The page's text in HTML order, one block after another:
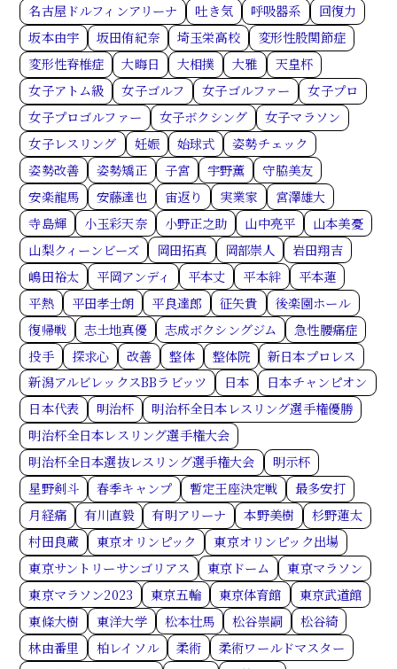
名古屋ドルフィンアリーナ
吐き気 呼吸器系
回復力
坂本由宇
坂田侑紀奈 埼玉栄高校
変形性股関節症
変形性脊椎症
大晦日 大相撲 大雅
天皇杯
女子アトム級
女子ゴルフ 女子ゴルファー
女子プロ
女子プロゴルファー
女子ボクシング
女子マラソン
女子レスリング
妊娠 始球式
姿勢チェック
姿勢改善
姿勢矯正 子宮 宇野薫
守脇美友
安楽龍馬
安藤達也 宙返り 実業家
宮澤雄大
寺島輝
小玉彩天奈 小野正之助 山中亮平
山本美憂
山梨クィーンビーズ
岡田拓真 岡部崇人
岩田翔吉
嶋田裕太
平岡アンディ 平本丈 平本絆
平本蓮
平熱
平田孝士朗 平良達郎 征矢貴
後楽園ホール
復帰戦
志土地真優 志成ボクシングジム
急性腰痛症
投手
探求心 改善 整体 整体院
新日本プロレス
新潟アルビレックスBBラビッツ
日本
日本チャンピオン
日本代表
明治杯
明治杯全日本レスリング選手権優勝
明治杯全日本レスリング選手権大会
明治杯全日本選抜レスリング選手権大会
明示杯
星野剣斗
春季キャンプ 暫定王座決定戦
最多安打
月経痛
有川直毅 有明アリーナ 本野美樹
杉野蓮太
村田良蔵
東京オリンピック
東京オリンピック出場
東京サントリーサンゴリアス
東京ドーム
東京マラソン
東京マラソン2023
東京五輪 東京体育館
東京武道館
東條大樹
東洋大学 松本壮馬 松谷崇嗣
松谷綺
林由番里
柏レイソル 柔術
柔術ワールドマスター